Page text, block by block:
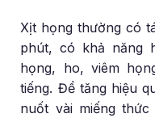
Xịt họng thường có
phút, có khả năng
họng, ho, viêm
tiếng. Để tăng hiệu
nuốt vài miếng